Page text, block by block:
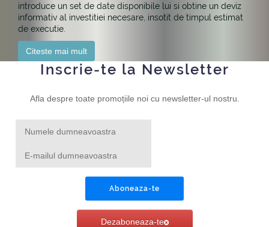
introduce un set de date disponibile lui si obtine un deviz
informativ al investitiei necesare, insotit de timpul estimat
de executie.
Citeste mai mult
Inscrie-te la Newsletter
Afla despre toate promoțiile noi cu newsletter-ul nostru.
Aboneaza-te
Dezaboneaza-te